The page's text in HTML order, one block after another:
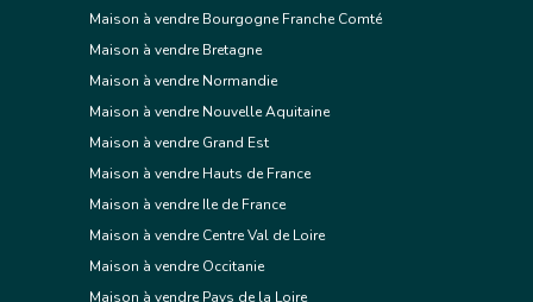
Maison à vendre Bourgogne Franche Comté
Maison à vendre Bretagne
Maison à vendre Normandie
Maison à vendre Nouvelle Aquitaine
Maison à vendre Grand Est
Maison à vendre Hauts de France
Maison à vendre Ile de France
Maison à vendre Centre Val de Loire
Maison à vendre Occitanie
Maison à vendre Pays de la Loire